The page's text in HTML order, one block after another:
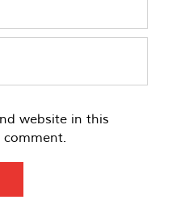
website in this